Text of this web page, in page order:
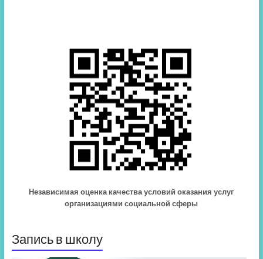
Независимая оценка качества условий оказания услуг
организациями социальной сферы
Запись в школу